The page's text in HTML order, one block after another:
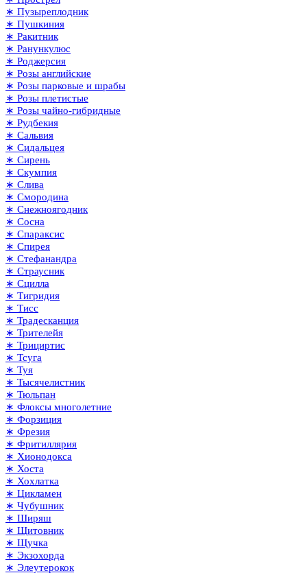
∗ Пузыреплодник
∗ Пушкиния
∗ Ракитник
∗ Ранункулюс
∗ Роджерсия
∗ Розы английские
∗ Розы парковые и шрабы
∗ Розы плетистые
∗ Розы чайно-гибридные
∗ Рудбекия
∗ Сальвия
∗ Сидальцея
∗ Сирень
∗ Скумпия
∗ Слива
∗ Смородина
∗ Снежноягодник
∗ Сосна
∗ Спараксис
∗ Спирея
∗ Стефанандра
∗ Страусник
∗ Сцилла
∗ Тигридия
∗ Тисс
∗ Традесканция
∗ Трителейя
∗ Трициртис
∗ Тсуга
∗ Туя
∗ Тысячелистник
∗ Тюльпан
∗ Флоксы многолетние
∗ Форзиция
∗ Фрезия
∗ Фритиллярия
∗ Хионодокса
∗ Хоста
∗ Хохлатка
∗ Цикламен
∗ Чубушник
∗ Ширяш
∗ Щитовник
∗ Щучка
∗ Экзохорда
∗ Элеутерокок